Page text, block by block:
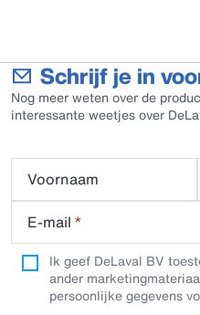
Schrijf je in
Nog meer weten over de
interessante weetjes over
Voornaam
E-mail *
Ik geef DeLaval BV
ander
persoonlijke gegevens